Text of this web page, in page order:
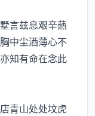
言兹息艰辛爇
中尘酒薄心不
知有命在念此
青山处处坟虎